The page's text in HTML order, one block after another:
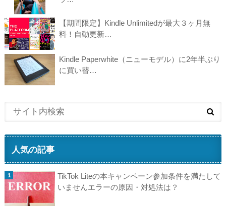
【期間限定】Kindle Unlimitedが最大３ヶ月無
料！自動更新…
Kindle Paperwhite（ニューモデル）に2年半ぶり
に買い替…
人気の記事
TikTok Liteの本キャンペーン参加条件を満たして
いませんエラーの原因・対処法は？